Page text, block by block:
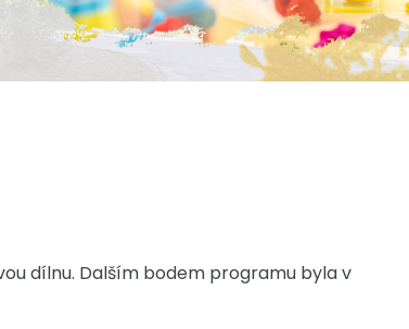
dílnu. Dalším bodem programu byla v